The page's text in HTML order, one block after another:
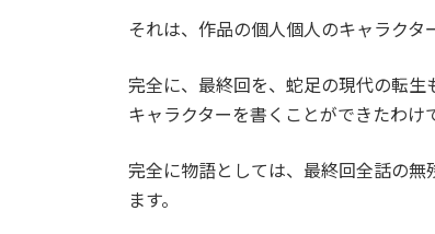
それは、作品の個人個人のキャラクタ
完全に、最終回を、蛇足の現代の転
キャラクターを書くことができたわけ
完全に物語としては、最終回全話の
ます。